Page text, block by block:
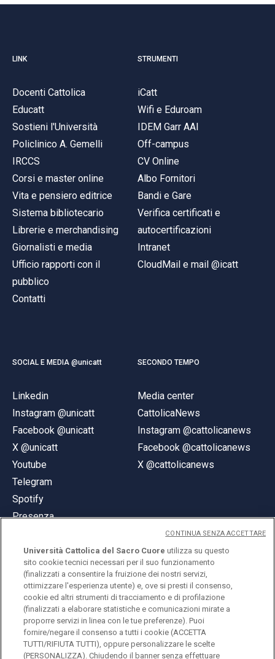
LINK
Docenti Cattolica
Educatt
Sostieni l'Università
Policlinico A. Gemelli
IRCCS
Corsi e master online
Vita e pensiero editrice
Sistema bibliotecario
Librerie e merchandising
Giornalisti e media
Ufficio rapporti con il
pubblico
Contatti
STRUMENTI
iCatt
Wifi e Eduroam
IDEM Garr AAI
Off-campus
CV Online
Albo Fornitori
Bandi e Gare
Verifica certificati e
autocertificazioni
Intranet
CloudMail e mail @icatt
SOCIAL E MEDIA @unicatt
Linkedin
Instagram @unicatt
Facebook @unicatt
X @unicatt
Youtube
Telegram
Spotify
Presenza
SECONDO TEMPO
Media center
CattolicaNews
Instagram @cattolicanews
Facebook @cattolicanews
X @cattolicanews
© Università Cattolica del Sacro Cuore
Largo A. Gemelli 1, 20123 Milano
PI 02133120150
Università Cattolica del Sacro Cuore utilizza su questo
sito cookie tecnici necessari per il suo funzionamento
(finalizzati a consentire la fruizione dei nostri servizi,
ottimizzare l'esperienza utente) e, ove si presti il consenso,
cookie ed altri strumenti di tracciamento e di profilazione
(finalizzati a elaborare statistiche e comunicazioni mirate a
proporre servizi in linea con le tue preferenze). Puoi
fornire/negare il consenso a tutti i cookie (ACCETTA
TUTTI/RIFIUTA TUTTI), oppure personalizzare le scelte
(PERSONALIZZA). Chiudendo il banner senza effettuare
CONTINUA SENZA ACCETTARE